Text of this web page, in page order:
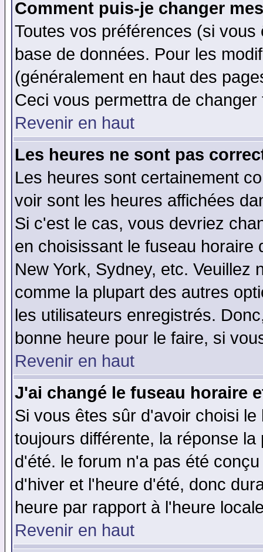
Comment puis-je changer
Toutes vos préférences (si
base de données. Pour les
(généralement en haut des
Ceci vous permettra de
Revenir en haut
Les heures ne sont pas
Les heures sont certainement
voir sont les heures affichées
Si c'est le cas, vous devriez
en choisissant le fuseau
New York, Sydney, etc. Veuillez
comme la plupart des autres
les utilisateurs enregistrés.
bonne heure pour le faire, si
Revenir en haut
J'ai changé le fuseau horaire
Si vous êtes sûr d'avoir choisi
toujours différente, la réponse
d'été. le forum n'a pas été
d'hiver et l'heure d'été, donc
heure par rapport à l'heure
Revenir en haut